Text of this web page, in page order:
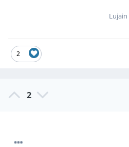
2
2